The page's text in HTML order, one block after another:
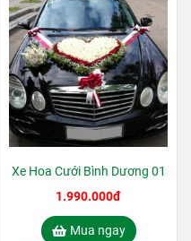
Xe Hoa Cưới Bình Dương 01
1.990.000đ
Mua ngay